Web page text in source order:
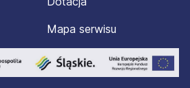
Mapa serwisu